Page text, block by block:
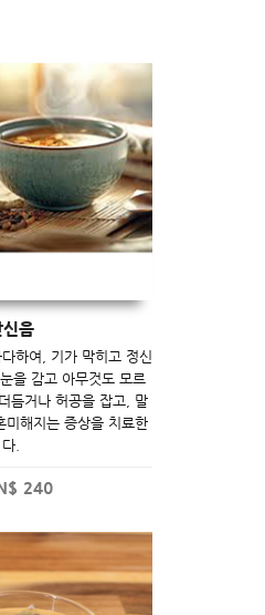
신음
하여, 기가 막히고 정신
을 감고 아무것도 모르
듬거나 허공을 잡고, 말
미해지는 증상을 치료한
다.
240